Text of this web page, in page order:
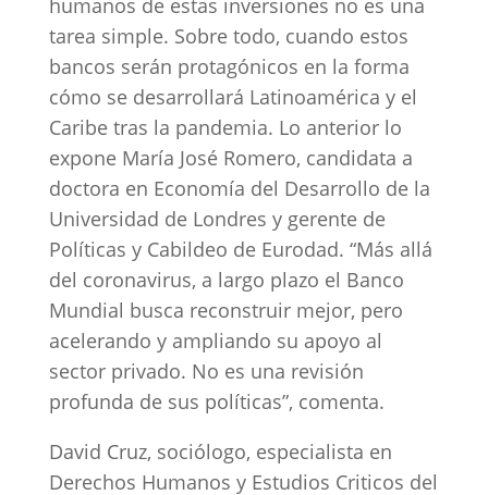
humanos de estas inversiones no es una
tarea simple. Sobre todo, cuando estos
bancos serán protagónicos en la forma
cómo se desarrollará Latinoamérica y el
Caribe tras la pandemia. Lo anterior lo
expone María José Romero, candidata a
doctora en Economía del Desarrollo de la
Universidad de Londres y gerente de
Políticas y Cabildeo de Eurodad. “Más allá
del coronavirus, a largo plazo el Banco
Mundial busca reconstruir mejor, pero
acelerando y ampliando su apoyo al
sector privado. No es una revisión
profunda de sus políticas”, comenta.
David Cruz, sociólogo, especialista en
Derechos Humanos y Estudios Criticos del